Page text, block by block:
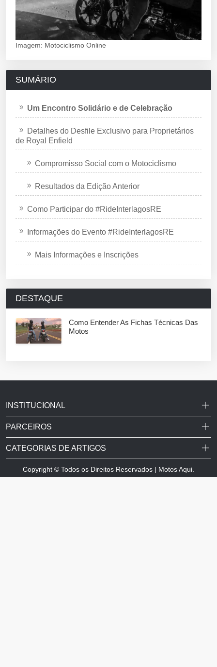
Imagem: Motociclismo Online
SUMÁRIO
Um Encontro Solidário e de Celebração
Detalhes do Desfile Exclusivo para Proprietários
de Royal Enfield
Compromisso Social com o Motociclismo
Resultados da Edição Anterior
Como Participar do #RideInterlagosRE
Informações do Evento #RideInterlagosRE
Mais Informações e Inscrições
DESTAQUE
Como Entender As Fichas Técnicas Das
Motos
INSTITUCIONAL
PARCEIROS
CATEGORIAS DE ARTIGOS
Copyright © Todos os Direitos Reservados | Motos Aqui.